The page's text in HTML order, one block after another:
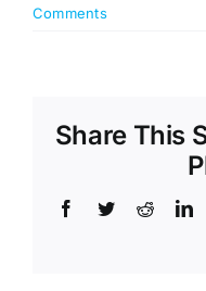
Comments
Share This
Facebook
TwitterReddit